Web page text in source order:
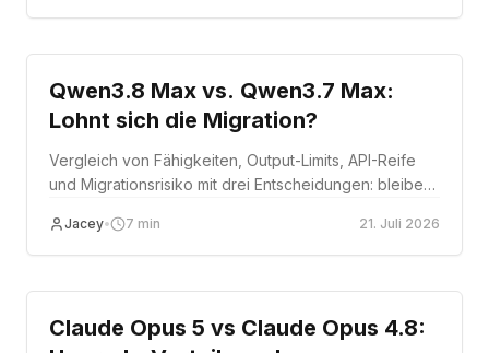
Comparison
Qwen3.8 Max vs. Qwen3.7 Max:
Lohnt sich die Migration?
Vergleich von Fähigkeiten, Output-Limits, API-Reife
und Migrationsrisiko mit drei Entscheidungen: bleiben,
Jacey• 7 min 21. Juli 2026
Comparison
Claude Opus 5 vs Claude Opus 4.8: